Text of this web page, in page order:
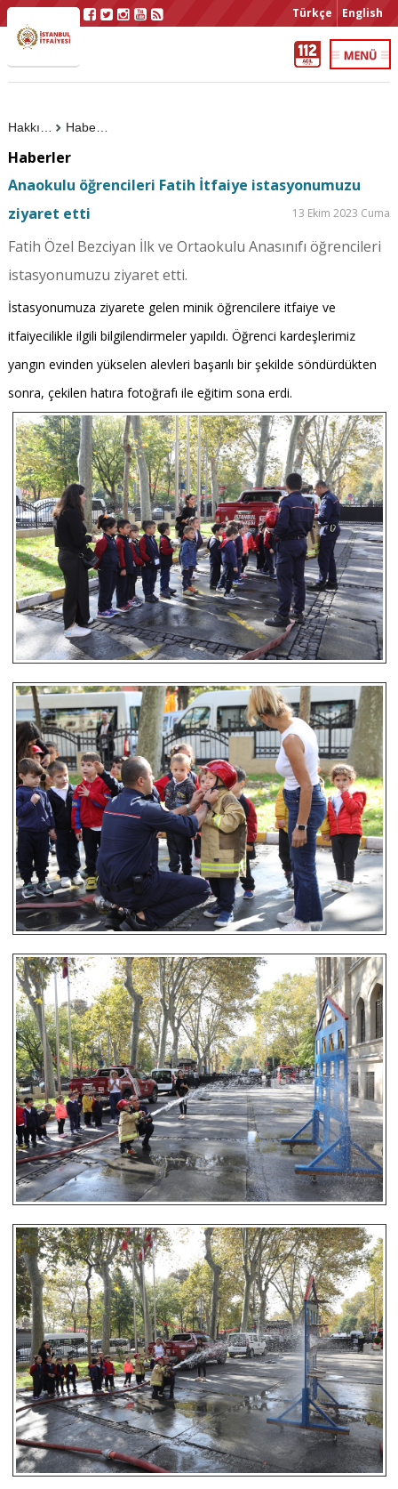
Türkçe English
Haberler
Haberler
Anaokulu öğrencileri Fatih İtfaiye istasyonumuzu
ziyaret etti
13 Ekim 2023 Cuma
Fatih Özel Bezciyan İlk ve Ortaokulu Anasınıfı öğrencileri
istasyonumuzu ziyaret etti.
İstasyonumuza ziyarete gelen minik öğrencilere itfaiye ve
itfaiyecilikle ilgili bilgilendirmeler yapıldı. Öğrenci kardeşlerimiz
yangın evinden yükselen alevleri başarılı bir şekilde söndürdükten
sonra, çekilen hatıra fotoğrafı ile eğitim sona erdi.